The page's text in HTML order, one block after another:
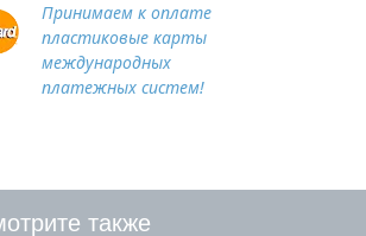
Принимаем к оплате
пластиковые карты
международных
платежных систем!
также